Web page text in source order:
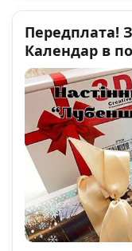
Передплата!
Календар в